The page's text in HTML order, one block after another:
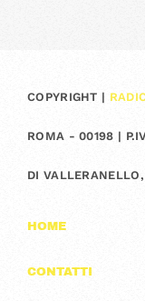
COPYRIGHT |
ROMA - 00198 |
DI
HOME
CONTATTI